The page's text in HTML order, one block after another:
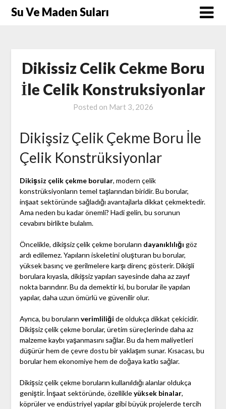
SkipSu Ve Maden Suları
Dikissiz Celik Cekme Boru
İle Celik Konstruksiyonlar
Posted on Mart 3, 2026
Dikişsiz Çelik Çekme Boru İle
Çelik Konstrüksiyonlar
Dikişsiz çelik çekme borular, modern çelik
konstrüksiyonların temel taşlarından biridir. Bu borular,
inşaat sektöründe sağladığı avantajlarla dikkat çekmektedir.
Ama neden bu kadar önemli? Hadi gelin, bu sorunun
cevabını birlikte bulalım.
Öncelikle, dikişsiz çelik çekme boruların dayanıklılığı göz
ardı edilemez. Yapıların iskeletini oluşturan bu borular,
yüksek basınç ve gerilmelere karşı direnç gösterir. Dikişli
borulara kıyasla, dikişsiz yapıları sayesinde daha az zayıf
nokta barındırır. Bu da demektir ki, bu borular ile yapılan
yapılar, daha uzun ömürlü ve güvenilir olur.
Ayrıca, bu boruların verimliliği de oldukça dikkat çekicidir.
Dikişsiz çelik çekme borular, üretim süreçlerinde daha az
malzeme kaybı yaşanmasını sağlar. Bu da hem maliyetleri
düşürür hem de çevre dostu bir yaklaşım sunar. Kısacası, bu
borular hem ekonomiye hem de doğaya katkı sağlar.
Dikişsiz çelik çekme boruların kullanıldığı alanlar oldukça
geniştir. İnşaat sektöründe, özellikleyüksek binalar,
köprüler ve endüstriyel yapılar gibi büyük projelerde tercih